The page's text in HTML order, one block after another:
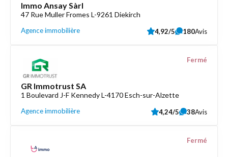
Immo Ansay Sàrl
47 Rue Muller Fromes L-9261 Diekirch
Agence immobilière 4,92/5 180Avis
GR Immotrust SA
1 Boulevard J-F Kennedy L-4170 Esch-sur-Alzette
Agence immobilière
Fermé
4,24/5 38Avis
Fermé